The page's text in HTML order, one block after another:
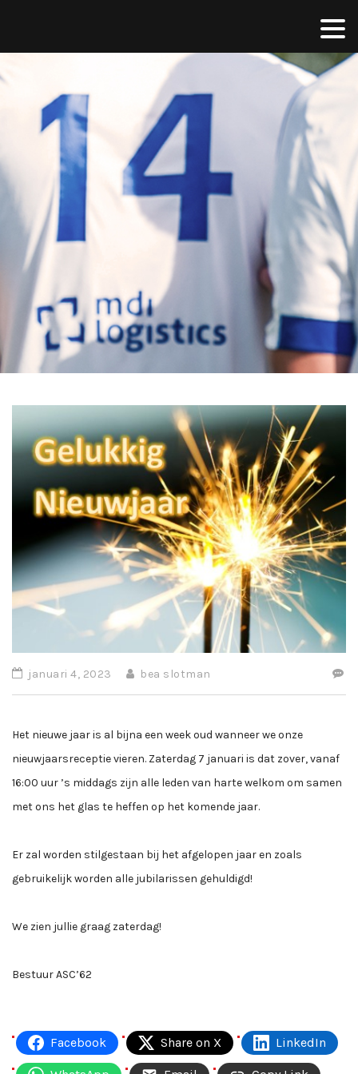
januari 4, 2023 bea slotman
Het nieuwe jaar is al bijna een week oud wanneer we onze
nieuwjaarsreceptie vieren. Zaterdag 7 januari is dat zover, vanaf
16:00 uur ’s middags zijn alle leden van harte welkom om samen
met ons het glas te heffen op het komende jaar.
Er zal worden stilgestaan bij het afgelopen jaar en zoals
gebruikelijk worden alle jubilarissen gehuldigd!
We zien jullie graag zaterdag!
Bestuur ASC’62
Facebook Share on X LinkedIn